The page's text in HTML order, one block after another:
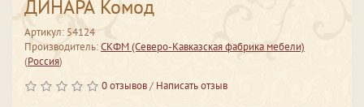
ДИНАРА Комод
Артикул: 54124
Производитель:СКФМ (Северо-Кавказская фабрика мебели)
(Россия)
0 отзывов/ Написать отзыв